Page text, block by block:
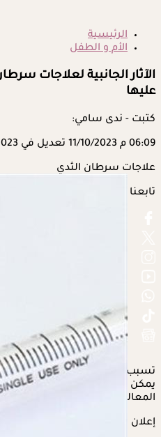
الرئيسية
الأم و الطفل
الآثار الجانبية لعلاجات
عليها
كتبت - ندى سامي:
06:09 م 11/10/2023 تعديل في 12/10/2023
علاجات سرطان الثدي
تابعنا على
تسبب علاجات سرطان الثدي
يمكن التغلب عليها باتباع بعض
المعالج.
إعلان